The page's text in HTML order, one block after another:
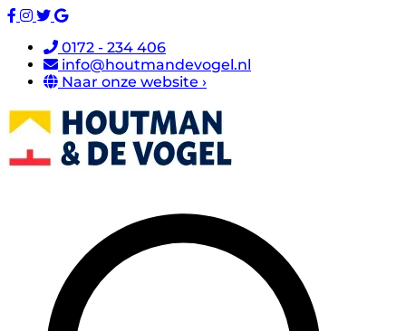
0172 - 234 406
info@houtmandevogel.nl
Naar onze website ›